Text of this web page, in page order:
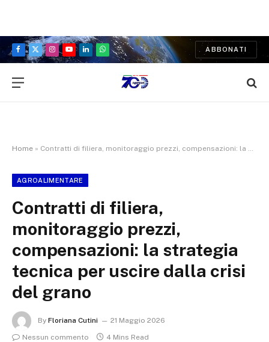
Facebook
X
Instagram
YouTubeLinkedInWhatsApp
ABBONATI
Home » Contratti di filiera, monitoraggio prezzi, compensazioni: la strategia tecnica per uscire dalla crisi del grano
AGROALIMENTARE
Contratti di filiera,
monitoraggio prezzi,
compensazioni: la strategia
tecnica per uscire dalla crisi
del grano
By Floriana Cutini
21 Maggio 2026
Nessun commento
4 Mins Read